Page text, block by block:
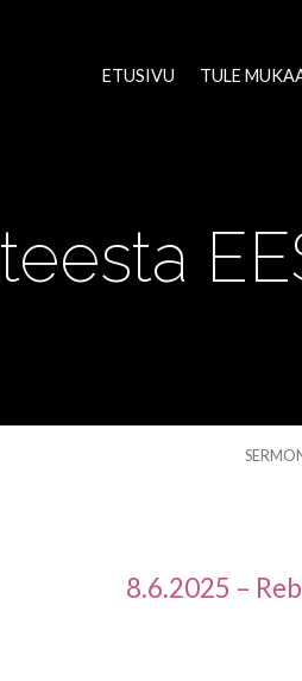
ETUSIVU TULE
8.6.2025 –